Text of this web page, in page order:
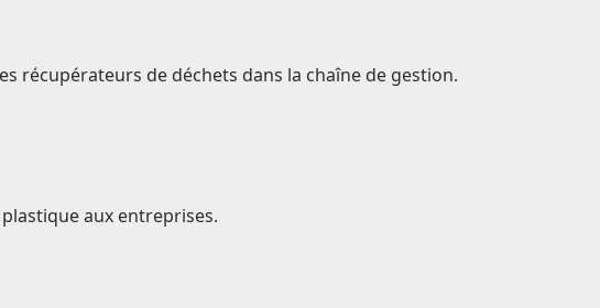
récupérateurs de déchets dans la chaîne de gestion.
aux entreprises.